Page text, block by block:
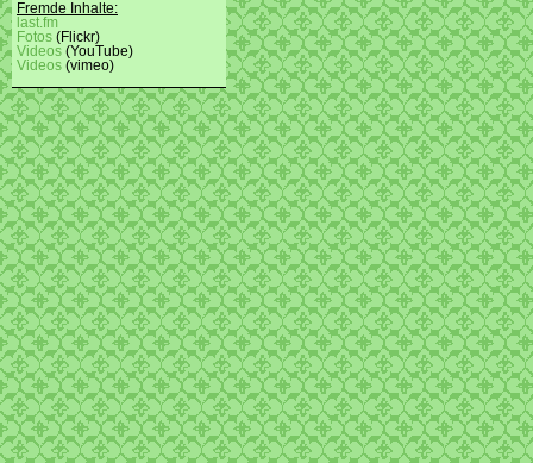
Fremde Inhalte:
last.fm
Fotos (Flickr)
Videos (YouTube)
Videos (vimeo)